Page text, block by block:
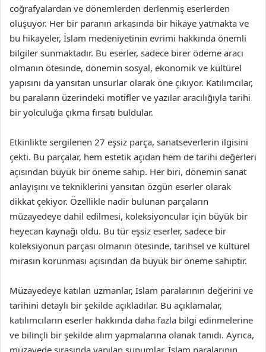
coğrafyalardan ve dönemlerden derlenmiş eserlerden
oluşuyor. Her bir paranın arkasında bir hikaye yatmakta ve
bu hikayeler, İslam medeniyetinin evrimi hakkında önemli
bilgiler sunmaktadır. Bu eserler, sadece birer ödeme aracı
olmanın ötesinde, dönemin sosyal, ekonomik ve kültürel
yapısını da yansıtan unsurlar olarak öne çıkıyor. Katılımcılar,
bu paraların üzerindeki motifler ve yazılar aracılığıyla tarihi
bir yolculuğa çıkma fırsatı buldular.
Etkinlikte sergilenen 27 eşsiz parça, sanatseverlerin ilgisini
çekti. Bu parçalar, hem estetik açıdan hem de tarihi değerleri
açısından büyük bir öneme sahip. Her biri, dönemin sanat
anlayışını ve tekniklerini yansıtan özgün eserler olarak
dikkat çekiyor. Özellikle nadir bulunan parçaların
müzayedeye dahil edilmesi, koleksiyoncular için büyük bir
heyecan kaynağı oldu. Bu tür eşsiz eserler, sadece bir
koleksiyonun parçası olmanın ötesinde, tarihsel ve kültürel
mirasın korunması açısından da büyük bir öneme sahiptir.
Müzayedeye katılan uzmanlar, İslam paralarının değerini ve
tarihini detaylı bir şekilde açıkladılar. Bu açıklamalar,
katılımcıların eserler hakkında daha fazla bilgi edinmelerine
ve bilinçli bir şekilde alım yapmalarına olanak tanıdı. Ayrıca,
müzayede sırasında yapılan sunumlar, İslam paralarının